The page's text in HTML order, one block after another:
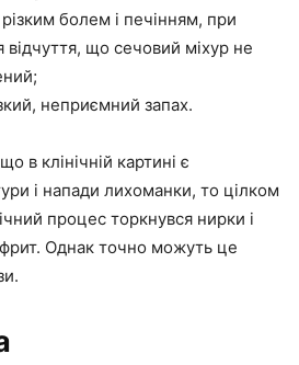
болем і печінням, при
що сечовий міхур не
неприємний запах.
в клінічній картині є
і напади лихоманки, то цілком
процес торкнувся нирки і
Однак точно можуть це